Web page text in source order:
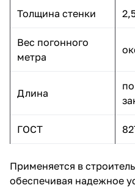
Толщина стенки
Вес погонного
метра
Длина
ГОСТ
Применяется в
обеспечивая надежное